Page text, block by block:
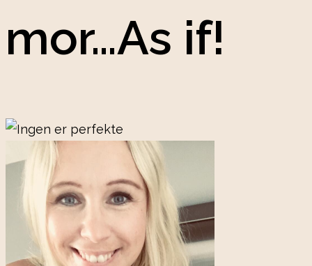
mor…As if!